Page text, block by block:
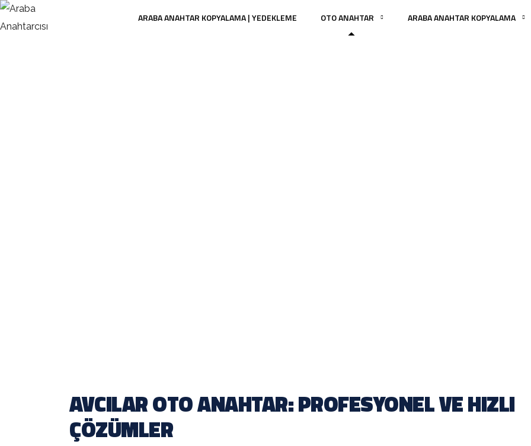
ARABA ANAHTAR KOPYALAMA | YEDEKLEME OTO ANAHTAR ARABA ANAHTAR KOPYALAMA
AVCILAR OTO ANAHTAR: PROFESYONEL VE HIZLI
ÇÖZÜMLER